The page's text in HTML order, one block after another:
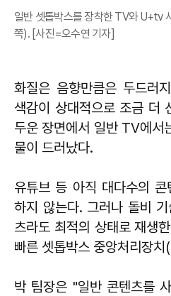
일반 셋톱박스를 장착한 TV와 U+tv
쪽). [사진=오수연 기자]
화질은 음향만큼은 두드러
색감이 상대적으로 조금 더
두운 장면에서 일반 TV에서
물이 드러났다.
유튜브 등 아직 대다수의
하지 않는다. 그러나 돌비
츠라도 최적의 상태로 재생
빠른 셋톱박스 중앙처리장
박 팀장은 "일반 콘텐츠를